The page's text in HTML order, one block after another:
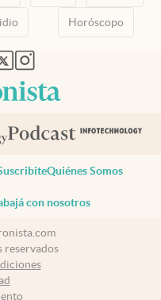
Horóscopo
pestaña
nueva pestaña
en nueva pestaña
abre en nueva pestaña
abre en nueva pestaña
Quiénes Somos
con nosotros
reservados